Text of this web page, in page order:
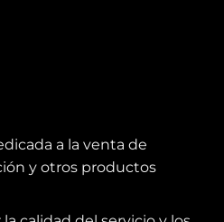
a la venta de
y otros productos